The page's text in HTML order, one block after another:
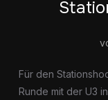
Für den
Runde mit der U3